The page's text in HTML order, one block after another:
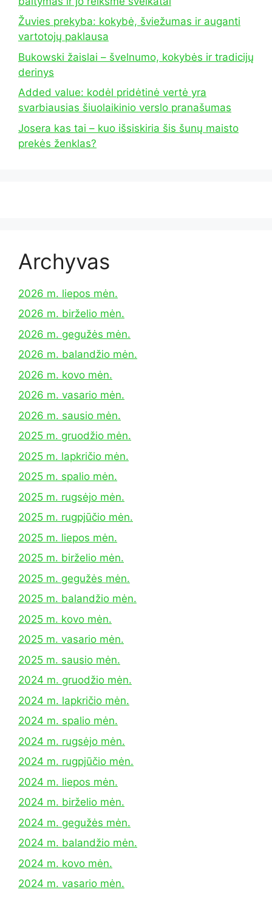
Žuvies prekyba: kokybė, šviežumas ir auganti
vartotojų paklausa
Bukowski žaislai – švelnumo, kokybės ir tradicijų
derinys
Added value: kodėl pridėtinė vertė yra
svarbiausias šiuolaikinio verslo pranašumas
Josera kas tai – kuo išsiskiria šis šunų maisto
prekės ženklas?
Archyvas
2026 m. liepos mėn.
2026 m. birželio mėn.
2026 m. gegužės mėn.
2026 m. balandžio mėn.
2026 m. kovo mėn.
2026 m. vasario mėn.
2026 m. sausio mėn.
2025 m. gruodžio mėn.
2025 m. lapkričio mėn.
2025 m. spalio mėn.
2025 m. rugsėjo mėn.
2025 m. rugpjūčio mėn.
2025 m. liepos mėn.
2025 m. birželio mėn.
2025 m. gegužės mėn.
2025 m. balandžio mėn.
2025 m. kovo mėn.
2025 m. vasario mėn.
2025 m. sausio mėn.
2024 m. gruodžio mėn.
2024 m. lapkričio mėn.
2024 m. spalio mėn.
2024 m. rugsėjo mėn.
2024 m. rugpjūčio mėn.
2024 m. liepos mėn.
2024 m. birželio mėn.
2024 m. gegužės mėn.
2024 m. balandžio mėn.
2024 m. kovo mėn.
2024 m. vasario mėn.